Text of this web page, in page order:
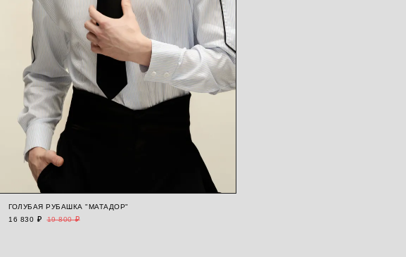
ГОЛУБАЯ РУБАШКА "МАТАДОР"
16 830 ₽
19 800 ₽